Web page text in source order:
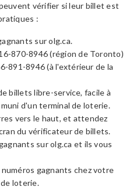
vérifier si leur billet est
:
sur olg.ca.
870-8946 (région de Toronto)
891-8946 (à l'extérieur de la
billets libre-service, facile à
d'un terminal de loterie.
vers le haut, et attendez
du vérificateur de billets.
sur olg.ca et ils vous
gagnants chez votre
loterie.